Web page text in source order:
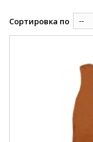
Сортировка по --